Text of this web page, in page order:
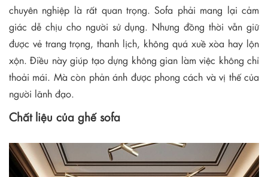
chuyên nghiệp là rất quan trọng. Sofa phải mang lại cảm
giác dễ chịu cho người sử dụng. Nhưng đồng thời vẫn giữ
được vẻ trang trọng, thanh lịch, không quá xuề xòa hay lộn
xộn. Điều này giúp tạo dựng không gian làm việc không chỉ
thoải mái. Mà còn phản ánh được phong cách và vị thế của
người lãnh đạo.
Chất liệu của ghế sofa